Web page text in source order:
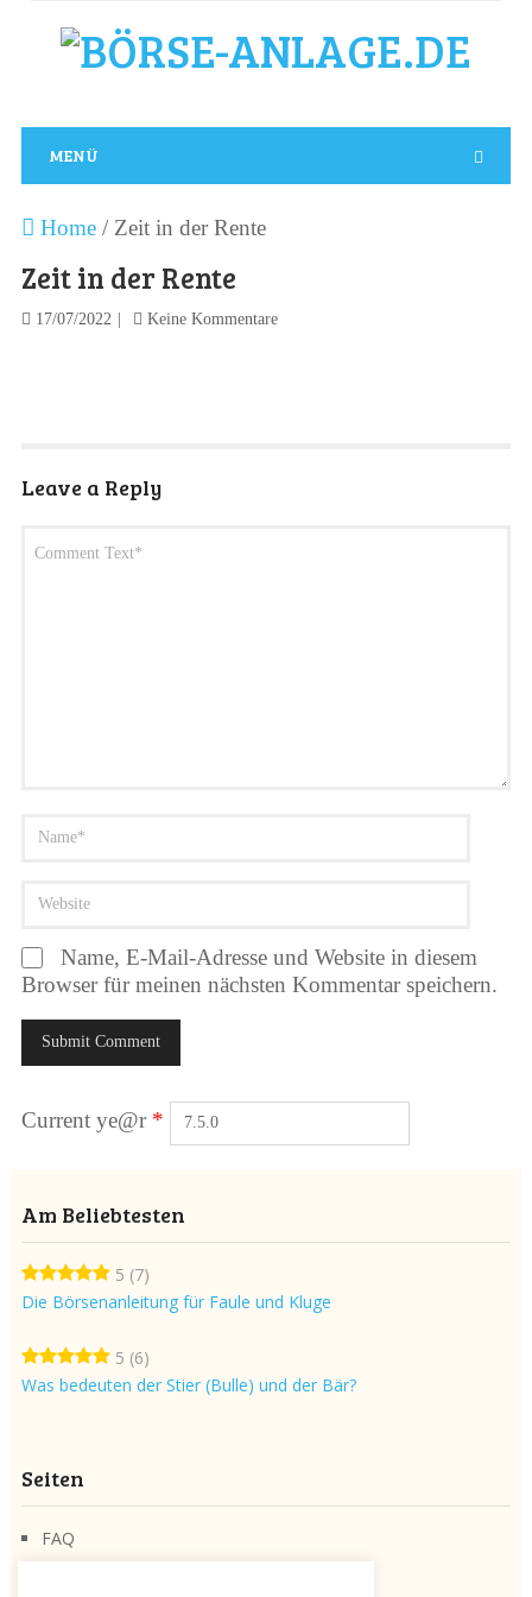
MENÜ
Home/ Zeit in der Rente
Zeit in der Rente
17/07/2022 Keine Kommentare
Leave a Reply
Name, E-Mail-Adresse und Website in diesem
Browser für meinen nächsten Kommentar speichern.
Current ye@r *
Am Beliebtesten
5 (7)
Die Börsenanleitung für Faule und Kluge
5 (6)
Was bedeuten der Stier (Bulle) und der Bär?
Seiten
FAQ